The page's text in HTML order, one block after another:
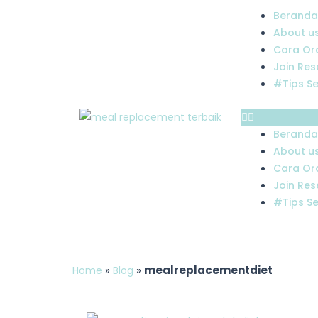
Beranda
About
Cara
Join
#Tips
Menu
Beranda
About
Cara
Join
#Tips
Home » Blog » mealreplacementdiet